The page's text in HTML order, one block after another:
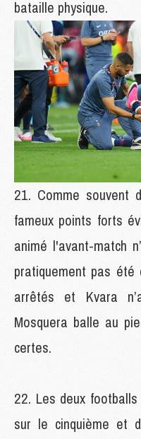
bataille physique.
Comme souvent
fameux points forts
animé l'avant-match
pratiquement pas été
arrêtés et Kvara
Mosquera balle au
certes.
Les deux
sur le cinquième et